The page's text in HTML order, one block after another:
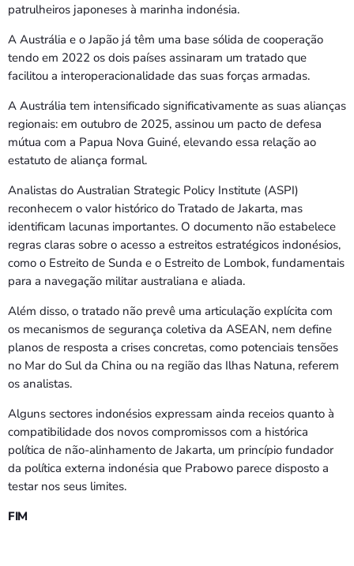
patrulheiros japoneses à marinha indonésia.
A Austrália e o Japão já têm uma base sólida de cooperação
tendo em 2022 os dois países assinaram um tratado que
facilitou a interoperacionalidade das suas forças armadas.
A Austrália tem intensificado significativamente as suas alianças
regionais: em outubro de 2025, assinou um pacto de defesa
mútua com a Papua Nova Guiné, elevando essa relação ao
estatuto de aliança formal.
Analistas do Australian Strategic Policy Institute (ASPI)
reconhecem o valor histórico do Tratado de Jakarta, mas
identificam lacunas importantes. O documento não estabelece
regras claras sobre o acesso a estreitos estratégicos indonésios,
como o Estreito de Sunda e o Estreito de Lombok, fundamentais
para a navegação militar australiana e aliada.
Além disso, o tratado não prevê uma articulação explícita com
os mecanismos de segurança coletiva da ASEAN, nem define
planos de resposta a crises concretas, como potenciais tensões
no Mar do Sul da China ou na região das Ilhas Natuna, referem
os analistas.
Alguns sectores indonésios expressam ainda receios quanto à
compatibilidade dos novos compromissos com a histórica
política de não-alinhamento de Jakarta, um princípio fundador
da política externa indonésia que Prabowo parece disposto a
testar nos seus limites.
FIM